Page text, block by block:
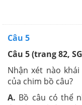
Câu 5
Câu 5 (trang 82,
Nhận xét nào
của chim bồ câu?
A. Bồ câu có thể